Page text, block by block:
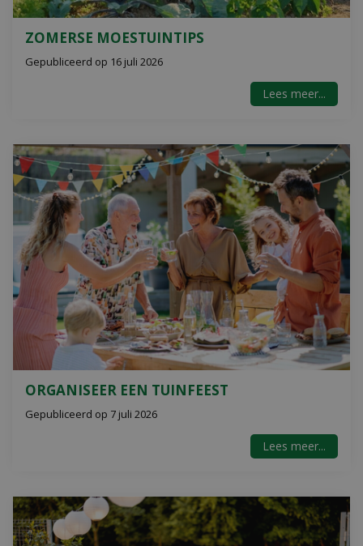
ZOMERSE MOESTUINTIPS
Gepubliceerd op 16 juli 2026
Lees meer...
ORGANISEER EEN TUINFEEST
Gepubliceerd op 7 juli 2026
Lees meer...